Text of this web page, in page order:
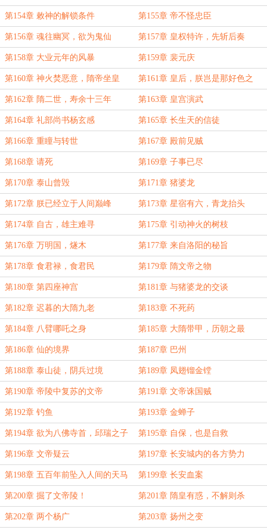
第154章 敕神的解锁条件 第155章 帝不怪忠臣
第156章 魂往幽冥，欲为鬼仙 第157章 皇权特许，先斩后奏
第158章 大业元年的风暴 第159章 裴元庆
第160章 神火焚恶意，隋帝坐皇
宫！
第161章 皇后，朕岂是那好色之
徒？
第162章 隋二世，寿余十三年 第163章 皇宫演武
第164章 礼部尚书杨玄感 第165章 长生天的信徒
第166章 重瞳与转世 第167章 殿前见贼
第168章 请死 第169章 子事已尽
第170章 泰山曾毁 第171章 猪婆龙
第172章 朕已经立于人间巅峰 第173章 星宿有六，青龙抬头
第174章 自古，雄主难寻 第175章 引动神火的树枝
第176章 万明国，燧木 第177章 来自洛阳的秘旨
第178章 食君禄，食君民 第179章 隋文帝之物
第180章 第四座神宫 第181章 与猪婆龙的交谈
第182章 迟暮的大隋九老 第183章 不死药
第184章 八臂哪吒之身 第185章 大隋带甲，历朝之最
第186章 仙的境界 第187章 巴州
第188章 泰山徒，阴兵过境 第189章 凤翅镏金镗
第190章 帝陵中复苏的文帝 第191章 文帝诛国贼
第192章 钓鱼 第193章 金蝉子
第194章 欲为八佛寺首，邱瑞之子 第195章 自保，也是自救
第196章 文帝疑云 第197章 长安城内的各方势力
第198章 五百年前坠入人间的天马 第199章 长安血案
第200章 掘了文帝陵！ 第201章 隋皇有惑，不解则杀
第202章 两个杨广 第203章 扬州之变